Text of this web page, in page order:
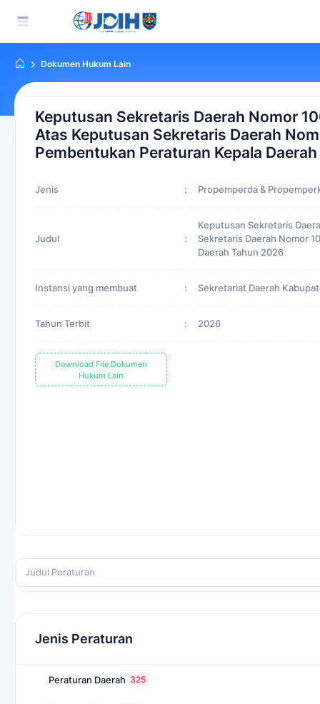
Dokumen Hukum Lain
Keputusan Sekretaris Daerah Nomor
Atas Keputusan Sekretaris Daerah
Pembentukan Peraturan Kepala
Jenis : Propemperda &
Judul :
Keputusan Sekretaris
Sekretaris Daerah Nomor
Daerah Tahun 2026
Instansi yang membuat : Sekretariat Daerah
Tahun Terbit : 2026
Download File Dokumen
Hukum Lain
Jenis Peraturan
Peraturan Daerah 325